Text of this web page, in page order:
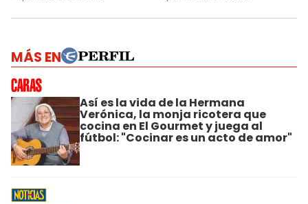
MÁS EN
Así es la vida de la Hermana
Verónica, la monja ricotera que
cocina en El Gourmet y juega al
fútbol: "Cocinar es un acto de amor"